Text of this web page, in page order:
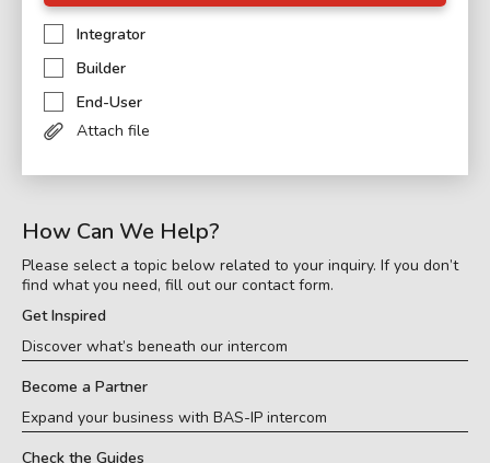
Integrator
Builder
End-User
Attach file
How Can We Help?
Please select a topic below related to your inquiry. If you don’t
find what you need, fill out our contact form.
Get Inspired
Discover what’s beneath our intercom
Become a Partner
Expand your business with BAS-IP intercom
Check the Guides